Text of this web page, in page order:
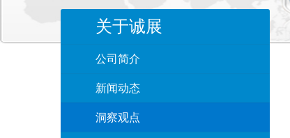
关于诚展
公司简介
新闻动态
洞察观点